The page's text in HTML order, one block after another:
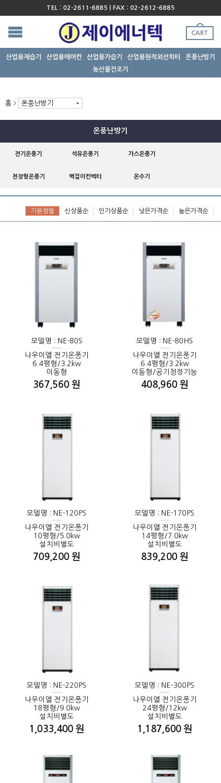
TEL : 02-2611-6885 | FAX : 02-2612-6885
CART
산업용제습기 산업용에어컨 산업용가습기 산업용원적외선히터
온풍난방기
농산물건조기
홈 온풍난방기
온풍난방기
전기온풍기 석유온풍기 가스온풍기
천장형온풍기 벽걸이컨벡터 온수기
기본정렬 신상품순 인기상품순 낮은가격순 높은가격순
모델명 : NE-80S
나우이엘 전기온풍기
6.4평형/3.2kw
이동형
367,560 원
모델명 : NE-80HS
나우이엘 전기온풍기
6.4평형/3.2kw
이동형/공기청정기능
408,960 원
모델명 : NE-120PS
나우이엘 전기온풍기
10평형/5.0kw
설치비별도
709,200 원
모델명 : NE-170PS
나우이엘 전기온풍기
14평형/7.0kw
설치비별도
839,200 원
모델명 : NE-220PS
나우이엘 전기온풍기
18평형/9.0kw
설치비별도
1,033,400 원
모델명 : NE-300PS
나우이엘 전기온풍기
24평형/12kw
설치비별도
1,187,600 원